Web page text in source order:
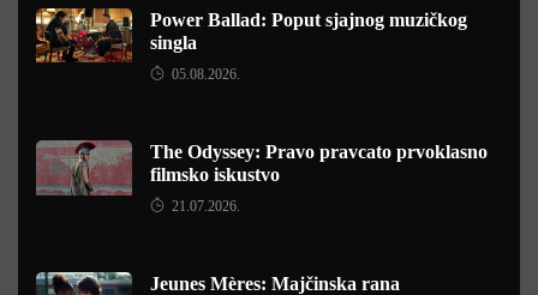
Power Ballad: Poput sjajnog muzičkog
singla
05.08.2026.
The Odyssey: Pravo pravcato prvoklasno
filmsko iskustvo
21.07.2026.
Jeunes Mères: Majčinska rana